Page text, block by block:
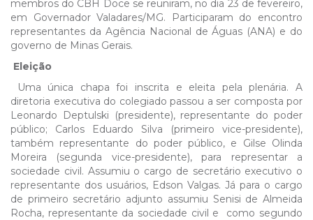
membros do CBH Doce se reuniram, no dia 23 de fevereiro,
em Governador Valadares/MG. Participaram do encontro
representantes da Agência Nacional de Águas (ANA) e do
governo de Minas Gerais.
Eleição
Uma única chapa foi inscrita e eleita pela plenária. A
diretoria executiva do colegiado passou a ser composta por
Leonardo Deptulski (presidente), representante do poder
público; Carlos Eduardo Silva (primeiro vice-presidente),
também representante do poder público, e Gilse Olinda
Moreira (segunda vice-presidente), para representar a
sociedade civil. Assumiu o cargo de secretário executivo o
representante dos usuários, Edson Valgas. Já para o cargo
de primeiro secretário adjunto assumiu Senisi de Almeida
Rocha, representante da sociedade civil e como segundo